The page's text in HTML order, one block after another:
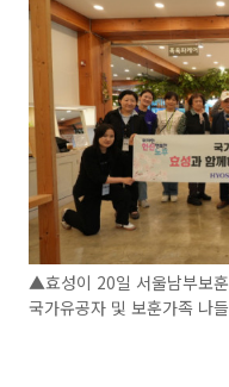
▲효성이 20일 서울남부보
국가유공자 및 보훈가족 나